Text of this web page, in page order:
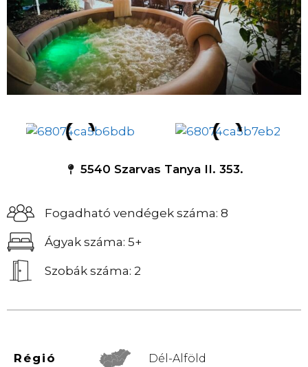
5540 Szarvas Tanya II. 353.
Fogadható vendégek száma: 8
Ágyak száma: 5+
Szobák száma: 2
Régió Dél-Alföld